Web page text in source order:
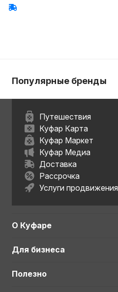
Популярные бренды
Путешествия
Куфар Карта
Куфар Маркет
Куфар Медиа
Доставка
Рассрочка
Услуги продвижения
О Куфаре
Для бизнеса
Полезно